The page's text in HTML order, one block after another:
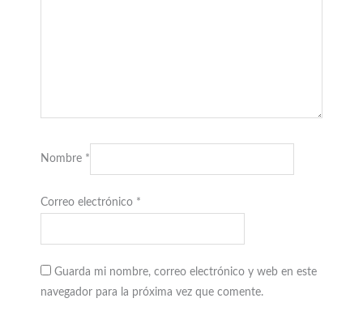
Nombre *
Correo electrónico *
Guarda mi nombre, correo electrónico y web en este
navegador para la próxima vez que comente.